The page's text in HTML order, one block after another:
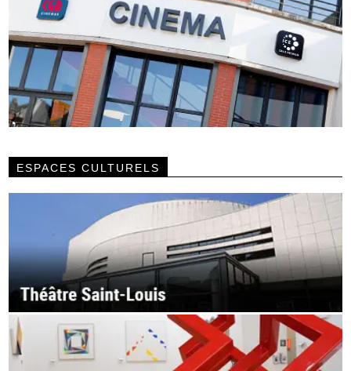
ESPACES CULTURELS